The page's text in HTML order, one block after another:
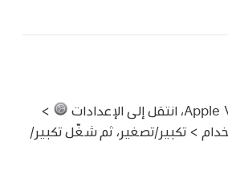
>
> تكبير/تصغير، ثم شغّل تكبير/